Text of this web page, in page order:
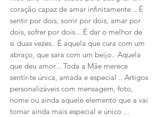
coração capaz de amar infinitamente .. É
sentir por dois, sorrir por dois, amar por
dois, sofrer por dois... É dar o melhor de
si duas vezes.. É aquela que cura com um
abraço, que sara com um beijo.. Aquela
que deu amor... Toda a Mãe merece
sentir-te única, amada e especial .. Artigos
personalizáveis com mensagem, foto,
nome ou ainda aquele elemento que a vai
tornar ainda mais especial e único ...